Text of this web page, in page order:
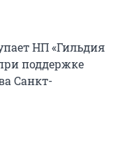
НП «Гильдия
поддержке
Санкт-